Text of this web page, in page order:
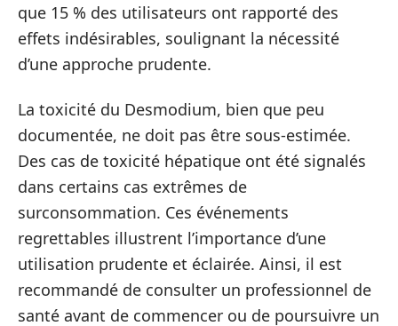
que 15 % des utilisateurs ont rapporté des
effets indésirables, soulignant la nécessité
d’une approche prudente.
La toxicité du Desmodium, bien que peu
documentée, ne doit pas être sous-estimée.
Des cas de toxicité hépatique ont été signalés
dans certains cas extrêmes de
surconsommation. Ces événements
regrettables illustrent l’importance d’une
utilisation prudente et éclairée. Ainsi, il est
recommandé de consulter un professionnel de
santé avant de commencer ou de poursuivre un